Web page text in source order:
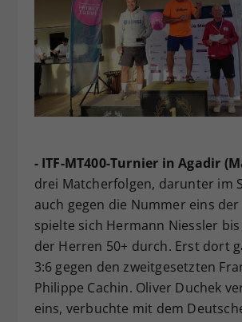
- ITF-MT400-Turnier in Agadir
drei Matcherfolgen, darunter im
auch gegen die Nummer eins der
spielte sich Hermann Niessler bis
der Herren 50+ durch. Erst dort
3:6 gegen den zweitgesetzten
Philippe Cachin. Oliver Duchek
eins, verbuchte mit dem